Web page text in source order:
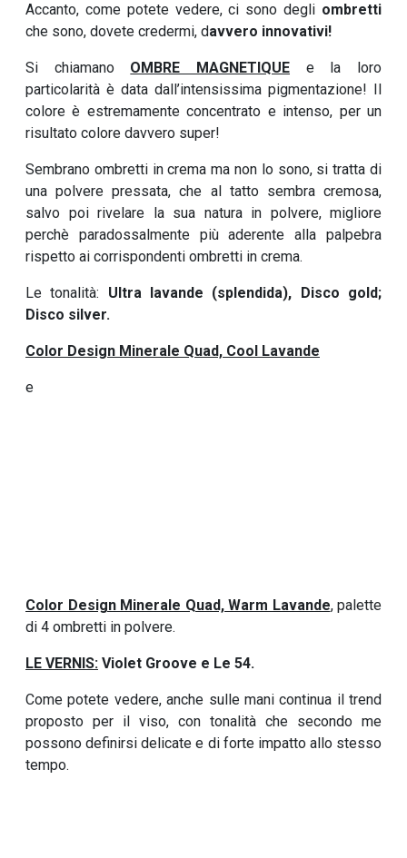
Accanto, come potete vedere, ci sono degli ombretti
che sono, dovete credermi, davvero innovativi!
Si chiamano OMBRE MAGNETIQUE e la loro
particolarità è data dall’intensissima pigmentazione! Il
colore è estremamente concentrato e intenso, per un
risultato colore davvero super!
Sembrano ombretti in crema ma non lo sono, si tratta di
una polvere pressata, che al tatto sembra cremosa,
salvo poi rivelare la sua natura in polvere, migliore
perchè paradossalmente più aderente alla palpebra
rispetto ai corrispondenti ombretti in crema.
Le tonalità: Ultra lavande (splendida), Disco gold;
Disco silver.
Color Design Minerale Quad, Cool Lavande
e
Color Design Minerale Quad, Warm Lavande, palette
di 4 ombretti in polvere.
LE VERNIS: Violet Groove e Le 54.
Come potete vedere, anche sulle mani continua il trend
proposto per il viso, con tonalità che secondo me
possono definirsi delicate e di forte impatto allo stesso
tempo.